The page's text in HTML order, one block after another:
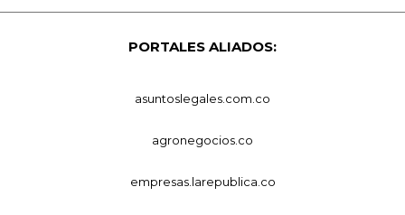
PORTALES ALIADOS:
asuntoslegales.com.co
agronegocios.co
empresas.larepublica.co